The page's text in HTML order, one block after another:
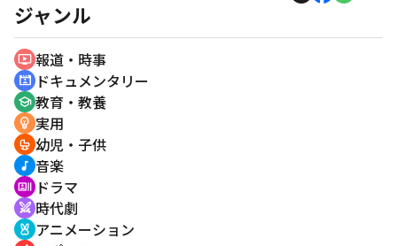
ジャンル
ondemand_video 報道・時事
cinematic_blur ドキュメンタリー
school 教育・教養
emoji_objects 実用
crib 幼児・子供
music_note 音楽
recent_actors ドラマ
swords 時代劇
cruelty_free アニメーション